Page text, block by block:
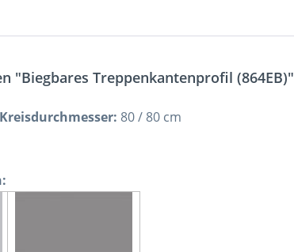
"Biegbares Treppenkantenprofil (864EB)"
80 / 80 cm